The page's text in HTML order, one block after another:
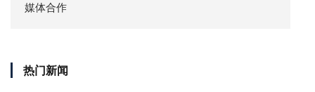
媒体合作
热门新闻